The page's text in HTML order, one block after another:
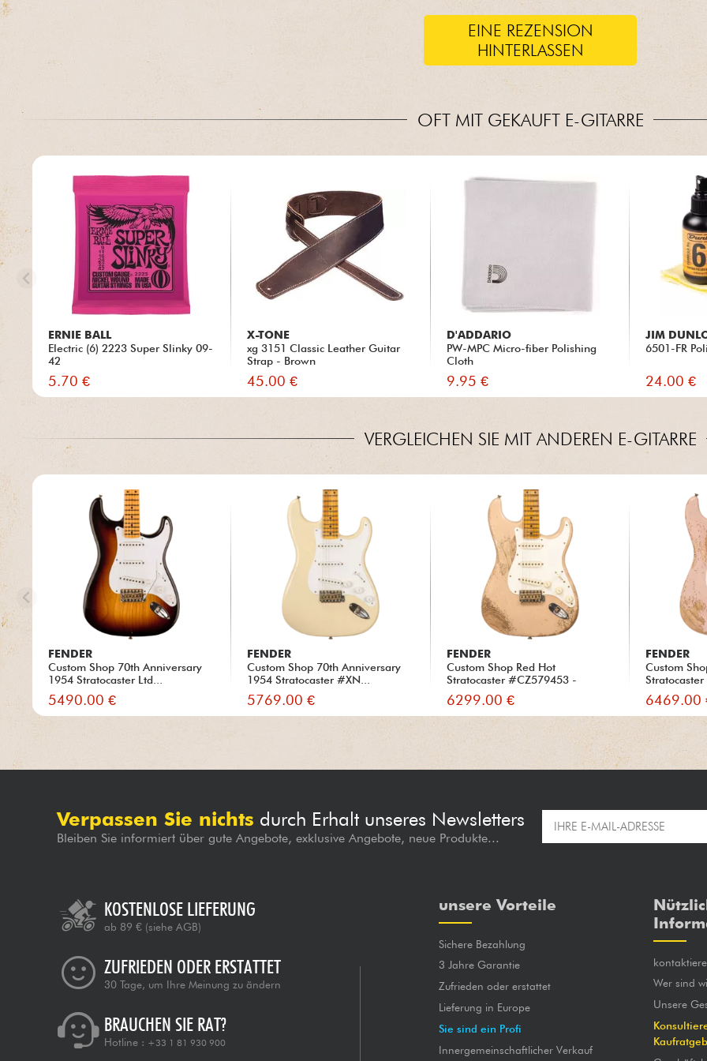
EINE REZENSION
HINTERLASSEN
OFT MIT GEKAUFT E-GITARRE
ERNIE BALL
Electric (6) 2223 Super Slinky 09-
42
5.70 €
X-TONE
xg 3151 Classic Leather Guitar
Strap - Brown
45.00 €
D'ADDARIO
PW-MPC Micro-fiber Polishing
Cloth
9.95 €
JIM
6501-FR
24.00 €
VERGLEICHEN SIE MIT ANDEREN E-GITARRE
FENDER
Custom Shop 70th Anniversary
1954 Stratocaster Ltd...
5490.00 €
FENDER
Custom Shop 70th Anniversary
1954 Stratocaster #XN...
5769.00 €
FENDER
Custom Shop Red Hot
Stratocaster #CZ579453 -
Super...
6299.00 €
FENDER
Custom
SUPER...
6469.00
Verpassen Sie nichts durch Erhalt unseres Newsletters
Bleiben Sie informiert über gute Angebote, exklusive Angebote, neue Produkte...
KOSTENLOSE LIEFERUNG
ab 89 € (siehe AGB)
ZUFRIEDEN ODER ERSTATTET
30 Tage, um Ihre Meinung zu ändern
BRAUCHEN SIE RAT?
Hotline : +33 1 81 930 900
unsere Vorteile
Sichere Bezahlung
3 Jahre Garantie
Zufrieden oder erstattet
Lieferung in Europe
Sie sind ein Profi
Innergemeinschaftlicher Verkauf
Wer sind
Unsere